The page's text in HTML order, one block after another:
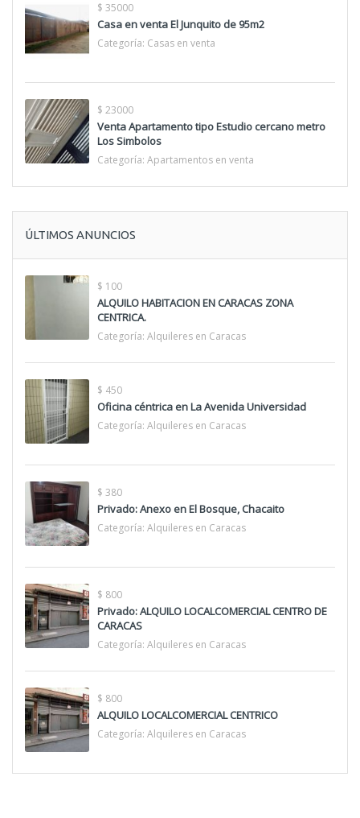
$ 35000
Casa en venta El Junquito de 95m2
Categoría: Casas en venta
$ 23000
Venta Apartamento tipo Estudio cercano metro
Los Simbolos
Categoría: Apartamentos en venta
ÚLTIMOS ANUNCIOS
$ 100
ALQUILO HABITACION EN CARACAS ZONA
CENTRICA.
Categoría: Alquileres en Caracas
$ 450
Oficina céntrica en La Avenida Universidad
Categoría: Alquileres en Caracas
$ 380
Privado: Anexo en El Bosque, Chacaito
Categoría: Alquileres en Caracas
$ 800
Privado: ALQUILO LOCALCOMERCIAL CENTRO DE
CARACAS
Categoría: Alquileres en Caracas
$ 800
ALQUILO LOCALCOMERCIAL CENTRICO
Categoría: Alquileres en Caracas